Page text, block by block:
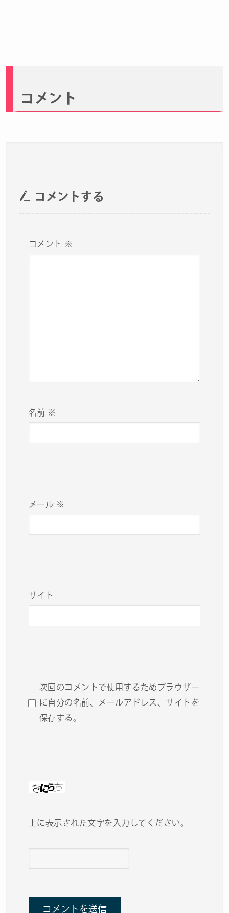
コメント
コメントする
コメント ※
名前 ※
メール ※
サイト
次回のコメントで使用するためブラウザー
に自分の名前、メールアドレス、サイトを
保存する。
上に表示された文字を入力してください。